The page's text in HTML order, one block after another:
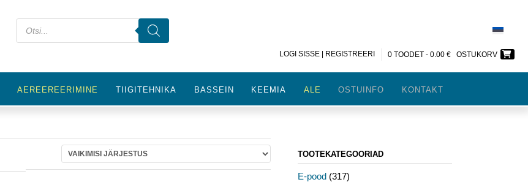
LOGI SISSE | REGISTREERI 0 TOODET - 0.00 € OSTUKORV
AEREEREERIMINE TIIGITEHNIKA BASSEIN KEEMIA ALE OSTUINFO KONTAKT
TOOTEKATEGOORIAD
E-pood (317)